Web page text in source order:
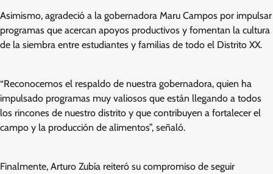
Asimismo, agradeció a la gobernadora Maru Campos por impulsar
programas que acercan apoyos productivos y fomentan la cultura
de la siembra entre estudiantes y familias de todo el Distrito XX.
“Reconocemos el respaldo de nuestra gobernadora, quien ha
impulsado programas muy valiosos que están llegando a todos
los rincones de nuestro distrito y que contribuyen a fortalecer el
campo y la producción de alimentos”, señaló.
Finalmente, Arturo Zubía reiteró su compromiso de seguir